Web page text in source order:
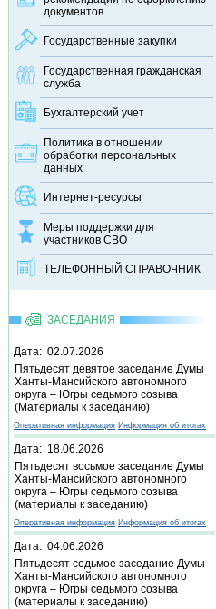
документов
Государственные закупки
Государственная гражданская
служба
Бухгалтерский учет
Политика в отношении
обработки персональных
данных
Интернет-ресурсы
Меры поддержки для
участников СВО
ТЕЛЕФОННЫЙ CПРАВОЧНИК
ЗАСЕДАНИЯ
Дата: 02.07.2026
Пятьдесят девятое заседание Думы
Ханты-Мансийского автономного
округа – Югры седьмого созыва
(Материалы к заседанию)
Оперативная информация Информация об итогах
Дата: 18.06.2026
Пятьдесят восьмое заседание Думы
Ханты-Мансийского автономного
округа – Югры седьмого созыва
(материалы к заседанию)
Оперативная информация Информация об итогах
Дата: 04.06.2026
Пятьдесят седьмое заседание Думы
Ханты-Мансийского автономного
округа – Югры седьмого созыва
(материалы к заседанию)